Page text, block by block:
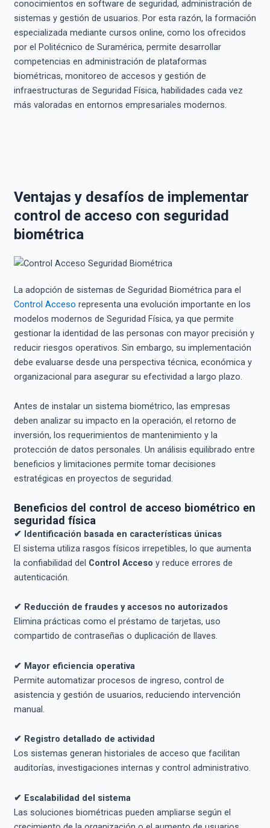
conocimientos en software de seguridad, administración de
sistemas y gestión de usuarios. Por esta razón, la formación
especializada mediante cursos online, como los ofrecidos
por el Politécnico de Suramérica, permite desarrollar
competencias en administración de plataformas
biométricas, monitoreo de accesos y gestión de
infraestructuras de Seguridad Física, habilidades cada vez
más valoradas en entornos empresariales modernos.
Ventajas y desafíos de implementar
control de acceso con seguridad
biométrica
La adopción de sistemas de Seguridad Biométrica para el
Control Acceso representa una evolución importante en los
modelos modernos de Seguridad Física, ya que permite
gestionar la identidad de las personas con mayor precisión y
reducir riesgos operativos. Sin embargo, su implementación
debe evaluarse desde una perspectiva técnica, económica y
organizacional para asegurar su efectividad a largo plazo.
Antes de instalar un sistema biométrico, las empresas
deben analizar su impacto en la operación, el retorno de
inversión, los requerimientos de mantenimiento y la
protección de datos personales. Un análisis equilibrado entre
beneficios y limitaciones permite tomar decisiones
estratégicas en proyectos de seguridad.
Beneficios del control de acceso biométrico en
seguridad física
✔ Identificación basada en características únicas
El sistema utiliza rasgos físicos irrepetibles, lo que aumenta
la confiabilidad del Control Acceso y reduce errores de
autenticación.
✔ Reducción de fraudes y accesos no autorizados
Elimina prácticas como el préstamo de tarjetas, uso
compartido de contraseñas o duplicación de llaves.
✔ Mayor eficiencia operativa
Permite automatizar procesos de ingreso, control de
asistencia y gestión de usuarios, reduciendo intervención
manual.
✔ Registro detallado de actividad
Los sistemas generan historiales de acceso que facilitan
auditorías, investigaciones internas y control administrativo.
✔ Escalabilidad del sistema
Las soluciones biométricas pueden ampliarse según el